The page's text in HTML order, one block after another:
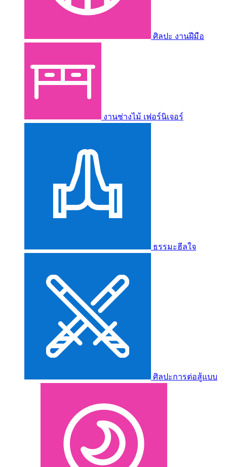
ศิลปะ งานฝีมือ
งานช่างไม้ เฟอร์นิเจอร์
ธรรมะฮีลใจ
ศิลปะการต่อสู้แบบ